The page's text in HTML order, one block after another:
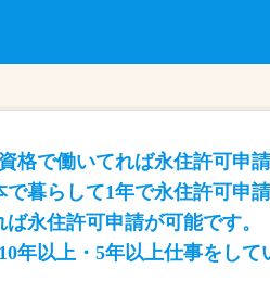
で働いてれば永住許可申請
暮らして1年で永住許可申請
永住許可申請が可能です。
年以上・5年以上仕事をし